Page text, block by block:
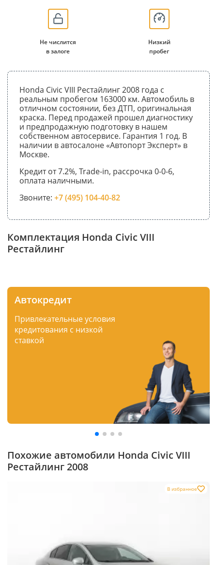
Не числится
в залоге
Низкий
пробег
Honda Civic VIII Рестайлинг 2008 года с
реальным пробегом 163000 км. Автомобиль в
отличном состоянии, без ДТП, оригинальная
краска. Перед продажей прошел диагностику
и предпродажную подготовку в нашем
собственном автосервисе. Гарантия 1 год. В
наличии в автосалоне «Автопорт Эксперт» в
Москве.
Кредит от 7.2%, Trade-in, рассрочка 0-0-6,
оплата наличными.
Звоните: +7 (495) 104-40-82
Комплектация Honda Civic VIII
Рестайлинг
Автокредит
Привлекательные условия
кредитования с низкой
ставкой
Похожие автомобили Honda Civic VIII
Рестайлинг 2008
В избранное